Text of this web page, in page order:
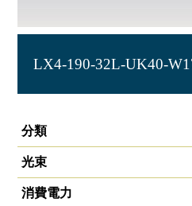
LX4-190-32L-UK40-
分類
光束
消費電力